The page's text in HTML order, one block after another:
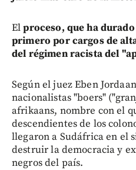
Elproceso, que ha
primero por cargos de
del régimen racista del
Según el juez Eben
nacionalistas "boers"
afrikaans, nombre con el
descendientes de los
llegaron a Sudáfrica en el
destruir la democracia y
negros del país.